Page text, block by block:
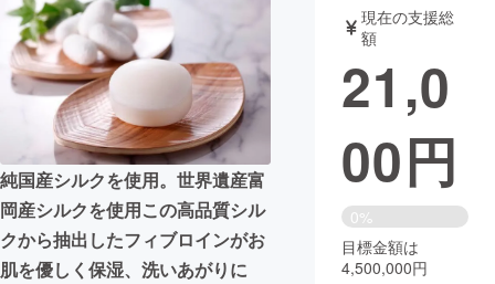
アート・写真 音楽
テクノロジー・ガジェット ゲーム・
映像・映画 書籍・雑誌
ビジネス・起業 チャレンジ
まちづくり・地域活性化
純国産シルクを使用。世界遺産富
岡産シルクを使用この高品質シル
クから抽出したフィブロインがお
肌を優しく保湿、洗いあがりに
現在の支援総
額
21,0
00円
0%
目標金額は
4,500,000円